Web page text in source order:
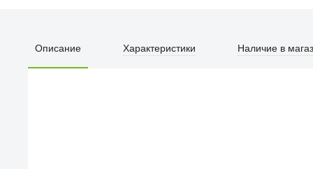
Hand (Exc) (384)
Описание Характеристики Наличие в